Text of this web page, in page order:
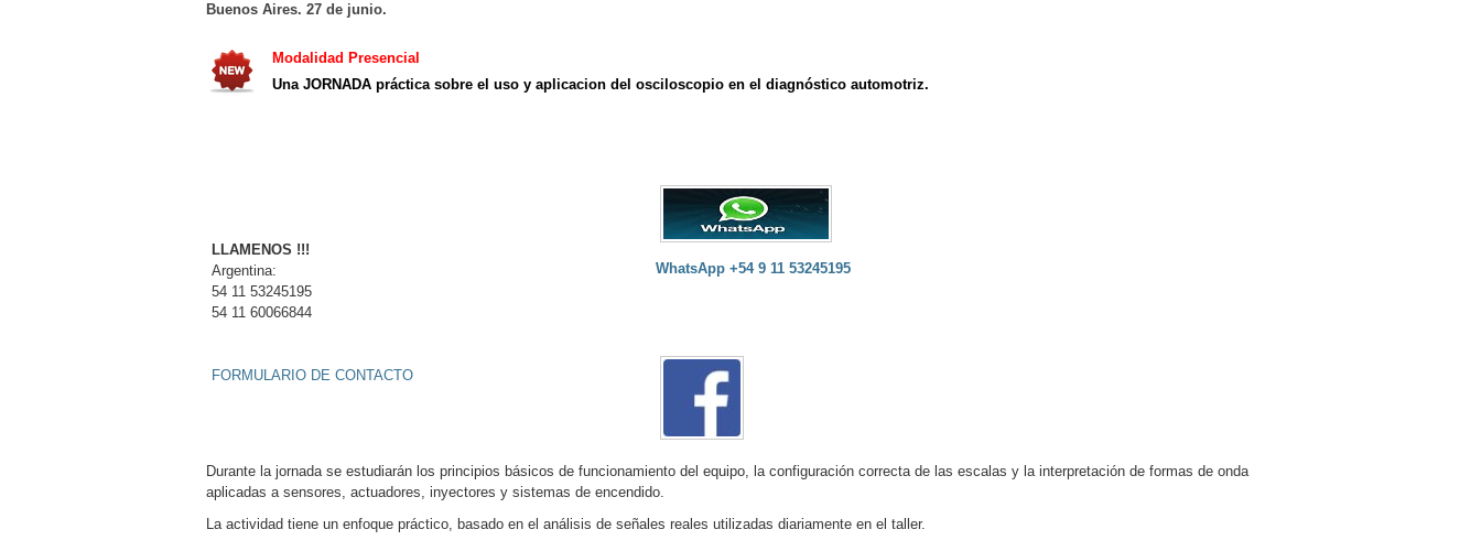
Buenos Aires. 27 de junio.
Modalidad Presencial
Una JORNADA práctica sobre el uso y aplicacion del osciloscopio en el diagnóstico automotriz.
LLAMENOS !!!
Argentina:
54 11 53245195
54 11 60066844
FORMULARIO DE CONTACTO
WhatsApp +54 9 11 53245195
Durante la jornada se estudiarán los principios básicos de funcionamiento del equipo, la configuración correcta de las escalas y la interpretación de formas de onda
aplicadas a sensores, actuadores, inyectores y sistemas de encendido.
La actividad tiene un enfoque práctico, basado en el análisis de señales reales utilizadas diariamente en el taller.